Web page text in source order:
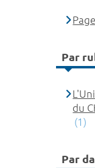
Par
du
(1)
Par